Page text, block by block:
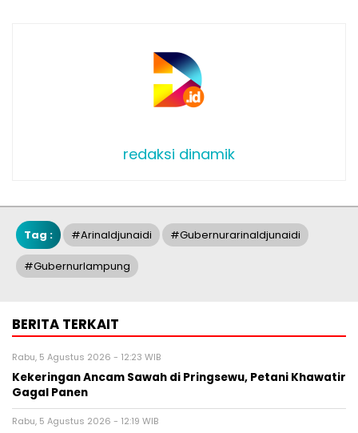
redaksi dinamik
Tag : #arinaldjunaidi #gubernurarinaldjunaidi
#gubernurlampung
BERITA TERKAIT
Rabu, 5 Agustus 2026 - 12:23 WIB
Kekeringan Ancam Sawah di Pringsewu, Petani Khawatir
Gagal Panen
Rabu, 5 Agustus 2026 - 12:19 WIB